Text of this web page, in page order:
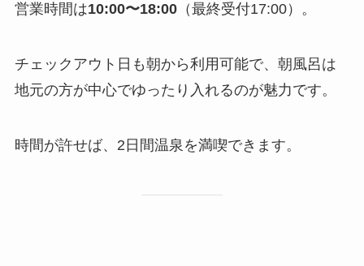
営業時間は10:00〜18:00（最終受付17:00）。
チェックアウト日も朝から利用可能で、朝風呂は
地元の方が中心でゆったり入れるのが魅力です。
時間が許せば、2日間温泉を満喫できます。